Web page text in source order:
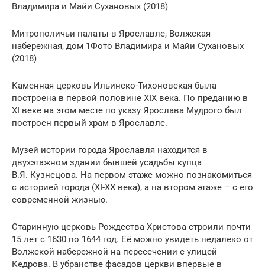
Владимира и Майи Сухановых (2018)
Митрополичьи палаты в Ярославле, Волжская
набережная, дом 1Фото Владимира и Майи Сухановых
(2018)
Каменная церковь Ильинско-Тихоновская была
построена в первой половине XIX века. По преданию в
XI веке на этом месте по указу Ярослава Мудрого был
построен первый храм в Ярославле.
Музей истории города Ярославля находится в
двухэтажном здании бывшей усадьбы купца
В.Я. Кузнецова. На первом этаже можно познакомиться
с историей города (XI-XX века), а на втором этаже – с его
современной жизнью.
Старинную церковь Рождества Христова строили почти
15 лет с 1630 по 1644 год. Её можно увидеть недалеко от
Волжской набережной на пересечении с улицей
Кедрова. В убранстве фасадов церкви впервые в